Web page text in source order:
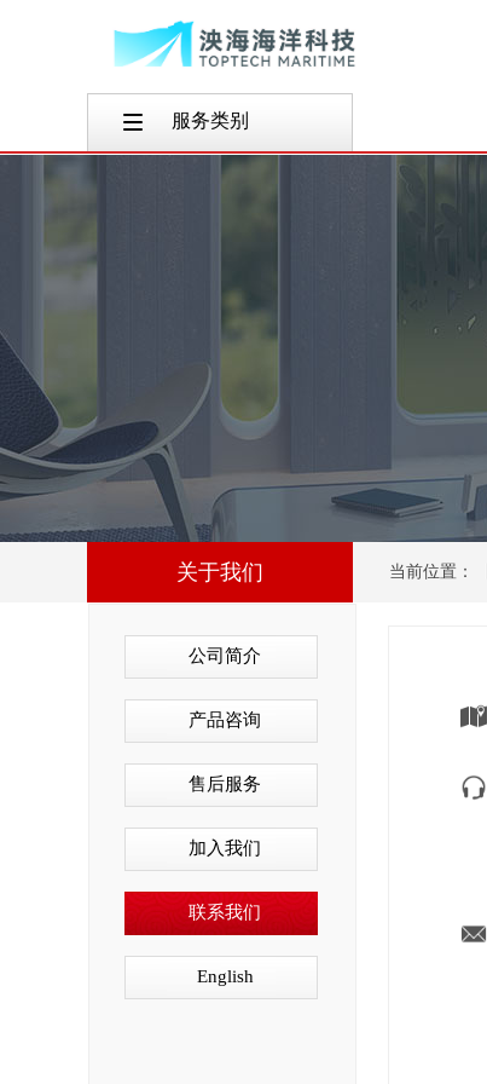
产品
服务类别
当前位置：
关于我们
公司简介
产品咨询
售后服务
加入我们
联系我们
English